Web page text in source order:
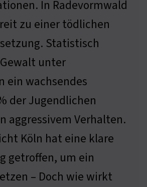
In Radevormwald
zu einer tödlichen
Statistisch
unter
ein wachsendes
der Jugendlichen
aggressivem Verhalten.
Köln hat eine klare
getroffen, um ein
– Doch wie wirkt